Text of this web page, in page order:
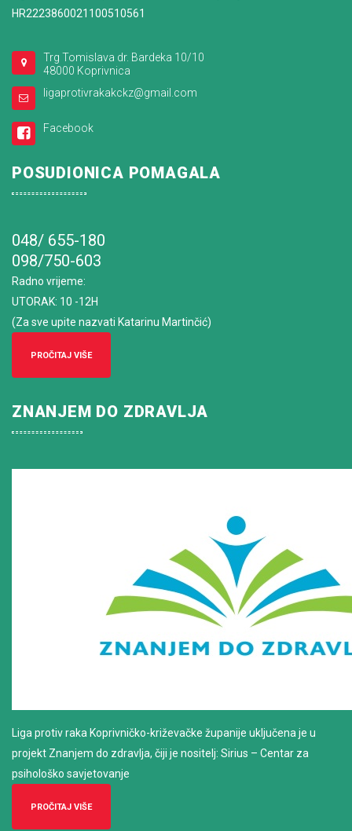
HR2223860021100510561
Trg Tomislava dr. Bardeka 10/10
48000 Koprivnica
ligaprotivrakakckz@gmail.com
Facebook
POSUDIONICA POMAGALA
048/ 655-180
098/750-603
Radno vrijeme:
UTORAK: 10 -12H
(Za sve upite nazvati Katarinu Martinčić)
PROČITAJ VIŠE
ZNANJEM DO ZDRAVLJA
Liga protiv raka Koprivničko-križevačke županije uključena je u
projekt Znanjem do zdravlja, čiji je nositelj: Sirius – Centar za
psihološko savjetovanje
PROČITAJ VIŠE